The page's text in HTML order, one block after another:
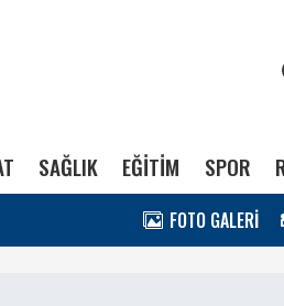
SAĞLIK EĞİTİM SPOR
FOTO GALERİ